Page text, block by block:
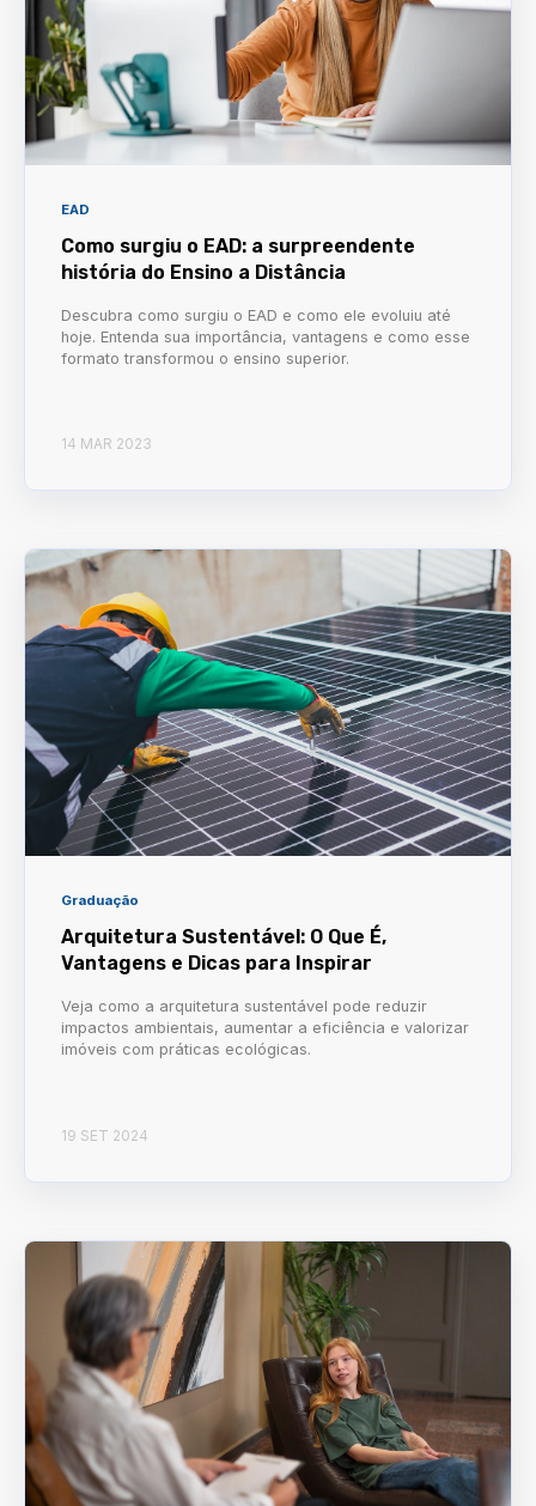
EAD
Como surgiu o EAD: a surpreendente
história do Ensino a Distância
Descubra como surgiu o EAD e como ele evoluiu até
hoje. Entenda sua importância, vantagens e como esse
formato transformou o ensino superior.
14 MAR 2023
Graduação
Arquitetura Sustentável: O Que É,
Vantagens e Dicas para Inspirar
Veja como a arquitetura sustentável pode reduzir
impactos ambientais, aumentar a eficiência e valorizar
imóveis com práticas ecológicas.
19 SET 2024